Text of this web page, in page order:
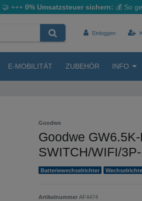
🤝 +++ 0% Umsatzsteuer sichern: 💰 So
Einloggen
E-MOBILITÄT ZUBEHÖR INFO
Goodwe
Goodwe
SWITCH/WIFI/
Batteriewechselrichter
Artikelnummer AF4474